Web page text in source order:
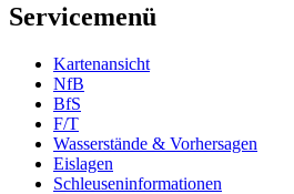
Servicemenü
Kartenansicht
NfB
BfS
F/T
Wasserstände & Vorhersagen
Eislagen
Schleuseninformationen